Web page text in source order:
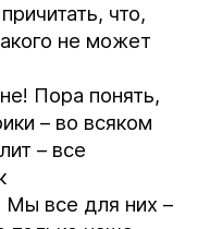
что,
не может
Пора понять,
– во всяком
– все
все для них –